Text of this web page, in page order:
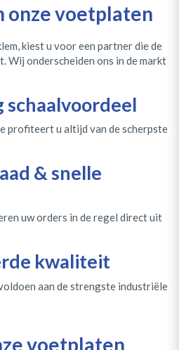
onze voetplaten
kiest u voor een partner die de
Wij onderscheiden ons in de markt
profiteert u altijd van de scherpste
& snelle
uw orders in de regel direct uit
kwaliteit
aan de strengste industriële
voetplaten